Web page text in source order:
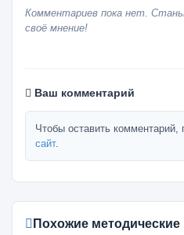
Комментариев пока нет.
своё мнение!
Ваш комментарий
Чтобы оставить комментарий,
сайт.
Похожие